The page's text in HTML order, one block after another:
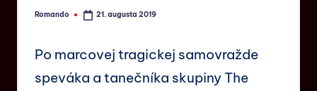
Romando 21. augusta 2019
Po marcovej tragickej samovražde
speváka a tanečníka skupiny The